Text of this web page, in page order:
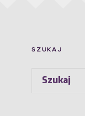
SZUKAJ